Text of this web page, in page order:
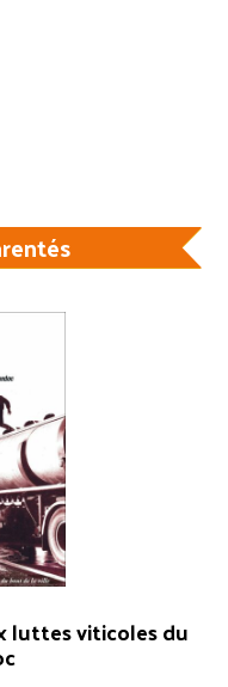
luttes viticoles du